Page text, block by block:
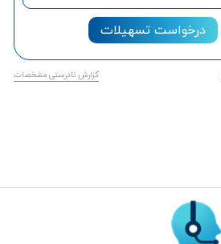
درخواست تسهیلات
گزارش نادرستی مشخصات